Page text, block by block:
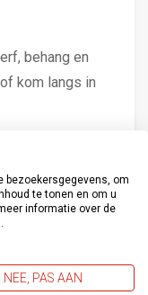
behang en
kom langs in
bezoekersgegevens, om
te tonen en om u
informatie over de
NEE, PAS AAN